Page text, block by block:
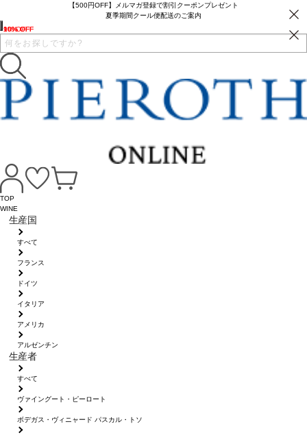
【500円OFF】メルマガ登録で割引クーポンプレゼント
夏季期間クール便配送のご案内
TOP
WINE
生産国
すべて
フランス
ドイツ
イタリア
アメリカ
アルゼンチン
生産者
すべて
ヴァイングート・ピーロート
ボデガス・ヴィニャード パスカル・トソ
10% OFF
10% OFF
10% OFF
9% OFF